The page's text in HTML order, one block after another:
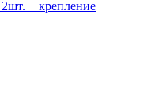
+ крепление